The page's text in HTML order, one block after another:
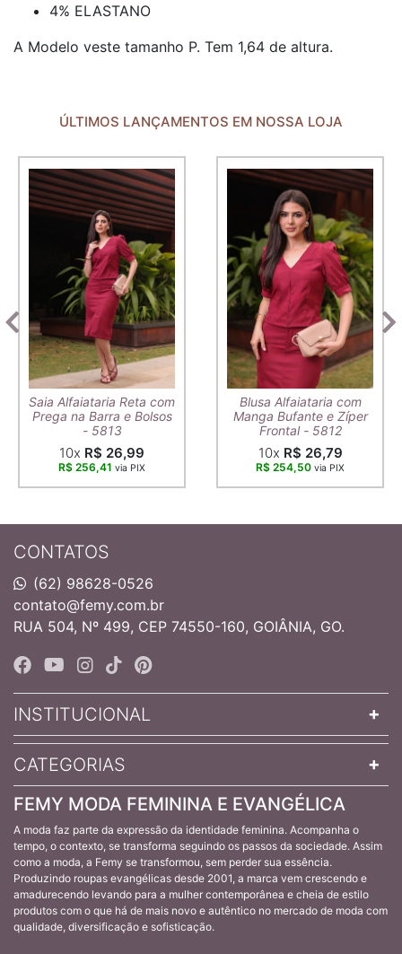
4% ELASTANO
A Modelo veste tamanho P. Tem 1,64 de altura.
ÚLTIMOS LANÇAMENTOS EM NOSSA LOJA
Saia Alfaiataria Reta com
Prega na Barra e Bolsos
- 5813
10x R$ 26,99
R$ 256,41 via PIX
Blusa Alfaiataria com
Manga Bufante e Zíper
Frontal - 5812
10x R$ 26,79
R$ 254,50 via PIX
CONTATOS
(62) 98628-0526
contato@femy.com.br
RUA 504, Nº 499, CEP 74550-160, GOIÂNIA, GO.
INSTITUCIONAL
CATEGORIAS
FEMY MODA FEMININA E EVANGÉLICA
A moda faz parte da expressão da identidade feminina. Acompanha o
tempo, o contexto, se transforma seguindo os passos da sociedade. Assim
como a moda, a Femy se transformou, sem perder sua essência.
Produzindo roupas evangélicas desde 2001, a marca vem crescendo e
amadurecendo levando para a mulher contemporânea e cheia de estilo
produtos com o que há de mais novo e autêntico no mercado de moda com
qualidade, diversificação e sofisticação.